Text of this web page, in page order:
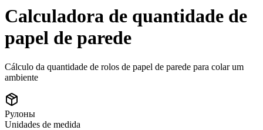
Calculadora de quantidade de
papel de parede
Cálculo da quantidade de rolos de papel de parede para colar um
ambiente
Рулоны
Unidades de medida